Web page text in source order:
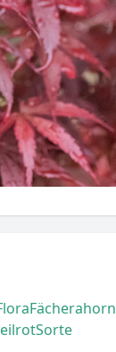
Fächerahorn
rotSorte